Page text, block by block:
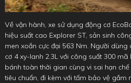
Về vận hành, xe sử dụng động cơ
hiệu suất cao Explorer ST, sản sinh
men xoắn cực đại 563 Nm. Người
cơ 4 xy-lanh 2.3L với công suất 300 mã
bánh toàn thời gian cùng vi sai hạn
tiêu chuẩn, đi kèm với tấm bảo vệ gầm